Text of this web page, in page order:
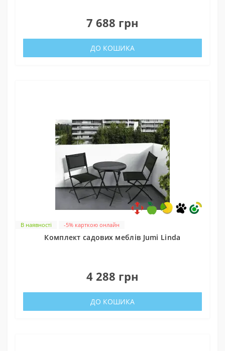
7 688 грн
ДО КОШИКА
В наявності -5% карткою онлайн
Комплект садових меблів Jumi Linda
4 288 грн
ДО КОШИКА